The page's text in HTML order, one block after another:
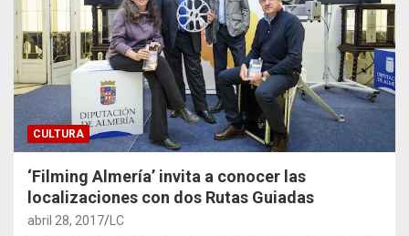
CULTURA
‘Filming Almería’ invita a conocer las
localizaciones con dos Rutas Guiadas
abril 28, 2017 LC